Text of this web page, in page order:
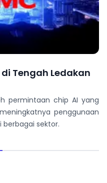
di Tengah Ledakan
permintaan chip AI yang
penggunaan
sektor.